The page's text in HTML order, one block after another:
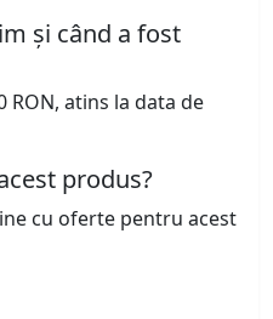
și când a fost
RON, atins la data de
produs?
cu oferte pentru acest